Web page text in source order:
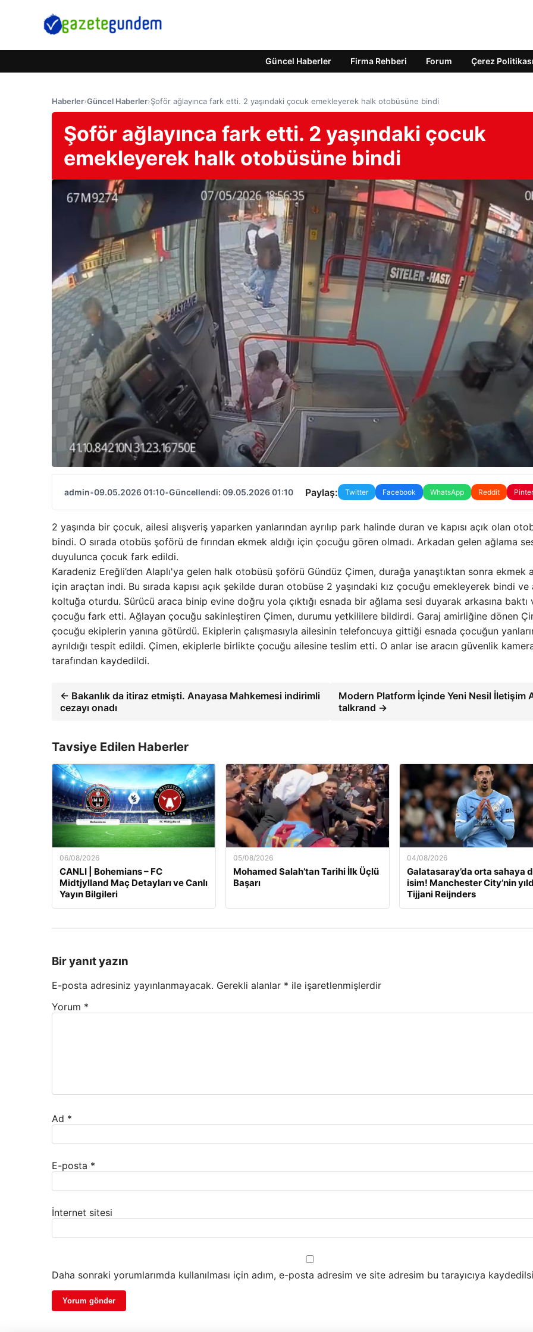
Güncel Haberler Firma Rehberi Forum Çerez Politikası
Haberler›Güncel Haberler›Şoför ağlayınca fark etti. 2 yaşındaki çocuk emekleyerek halk otobüsüne bindi
Şoför ağlayınca fark etti. 2 yaşındaki çocuk
emekleyerek halk otobüsüne bindi
admin•09.05.2026 01:10•Güncellendi: 09.05.2026 01:10 Paylaş: Twitter Facebook WhatsApp Reddit
2 yaşında bir çocuk, ailesi alışveriş yaparken yanlarından ayrılıp park halinde duran ve kapısı açık olan
bindi. O sırada otobüs şoförü de fırından ekmek aldığı için çocuğu gören olmadı. Arkadan gelen ağlama
duyulunca çocuk fark edildi.
Karadeniz Ereğli’den Alaplı'ya gelen halk otobüsü şoförü Gündüz Çimen, durağa yanaştıktan sonra ekmek
için araçtan indi. Bu sırada kapısı açık şekilde duran otobüse 2 yaşındaki kız çocuğu emekleyerek bindi ve
koltuğa oturdu. Sürücü araca binip evine doğru yola çıktığı esnada bir ağlama sesi duyarak arkasına baktı
çocuğu fark etti. Ağlayan çocuğu sakinleştiren Çimen, durumu yetkililere bildirdi. Garaj amirliğine dönen
çocuğu ekiplerin yanına götürdü. Ekiplerin çalışmasıyla ailesinin telefoncuya gittiği esnada çocuğun
ayrıldığı tespit edildi. Çimen, ekiplerle birlikte çocuğu ailesine teslim etti. O anlar ise aracın güvenlik
tarafından kaydedildi.
← Bakanlık da itiraz etmişti. Anayasa Mahkemesi indirimli
cezayı onadı
Modern Platform İçinde Yeni Nesil İletişim
talkrand →
Tavsiye Edilen Haberler
06/08/2026
CANLI | Bohemians – FC
Midtjylland Maç Detayları ve Canlı
Yayın Bilgileri
05/08/2026
Mohamed Salah’tan Tarihi İlk Üçlü
Başarı
04/08/2026
Galatasaray’da orta sahaya
isim! Manchester City’nin
Tijjani Reijnders
Bir yanıt yazın
E-posta adresiniz yayınlanmayacak. Gerekli alanlar * ile işaretlenmişlerdir
Yorum *
Ad *
E-posta *
İnternet sitesi
Daha sonraki yorumlarımda kullanılması için adım, e-posta adresim ve site adresim bu tarayıcıya